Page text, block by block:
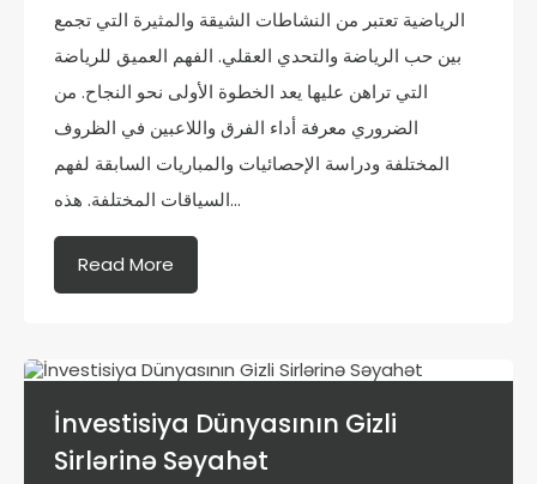
الرياضية تعتبر من النشاطات الشيقة والمثيرة التي تجمع
بين حب الرياضة والتحدي العقلي. الفهم العميق للرياضة
التي تراهن عليها يعد الخطوة الأولى نحو النجاح. من
الضروري معرفة أداء الفرق واللاعبين في الظروف
المختلفة ودراسة الإحصائيات والمباريات السابقة لفهم
السياقات المختلفة. هذه…
Read More
İnvestisiya Dünyasının Gizli
Sirlərinə Səyahət